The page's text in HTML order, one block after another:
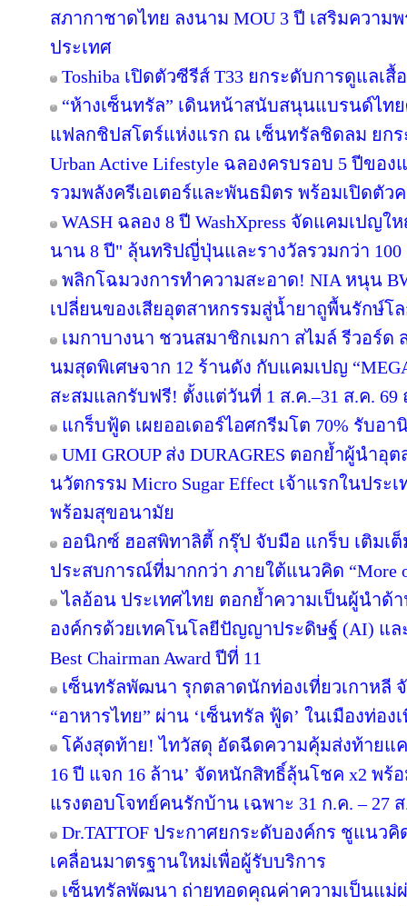
สภากาชาดไทย ลงนาม MOU 3 ปี เสริมความ
ประเทศ
Toshiba เปิดตัวซีรีส์ T33 ยกระดับการดูแลเ
“ห้างเซ็นทรัล” เดินหน้าสนับสนุนแบรนด์ไทย
แฟลกชิปสโตร์แห่งแรก ณ เซ็นทรัลชิดลม ยก
Urban Active Lifestyle ฉลองครบรอบ 5 ปีของ
รวมพลังครีเอเตอร์และพันธมิตร พร้อมเปิดตัว
WASH ฉลอง 8 ปี WashXpress จัดแคมเปญ
นาน 8 ปี" ลุ้นทริปญี่ปุ่นและรางวัลรวมกว่า 100
พลิกโฉมวงการทำความสะอาด! NIA หนุน
เปลี่ยนของเสียอุตสาหกรรมสู่น้ำยาถูพื้นรักษ์โ
เมกาบางนา ชวนสมาชิกเมกา สไมล์ รีวอร์ด
นมสุดพิเศษจาก 12 ร้านดัง กับแคมเปญ
สะสมแลกรับฟรี! ตั้งแต่วันที่ 1 ส.ค.–31 ส.ค.
แกร็บฟู้ด เผยออเดอร์ไอศกรีมโต 70% รับอา
UMI GROUP ส่ง DURAGRES ตอกย้ำผู้นำอุ
นวัตกรรม Micro Sugar Effect เจ้าแรกในปร
พร้อมสุขอนามัย
ออนิกซ์ ฮอสพิทาลิตี้ กรุ๊ป จับมือ แกร็บ เติมเ
ประสบการณ์ที่มากกว่า ภายใต้แนวคิด “More
ไลอ้อน ประเทศไทย ตอกย้ำความเป็นผู้นำด้
องค์กรด้วยเทคโนโลยีปัญญาประดิษฐ์ (AI) และ
Best Chairman Award ปีที่ 11
เซ็นทรัลพัฒนา รุกตลาดนักท่องเที่ยวเกาหลี
“อาหารไทย” ผ่าน ‘เซ็นทรัล ฟู้ด’ ในเมืองท่อง
โค้งสุดท้าย! ไทวัสดุ อัดฉีดความคุ้มส่งท้ายแ
16 ปี แจก 16 ล้าน’ จัดหนักสิทธิ์ลุ้นโชค x2 พ
แรงตอบโจทย์คนรักบ้าน เฉพาะ 31 ก.ค. – 27
Dr.TATTOF ประกาศยกระดับองค์กร ชูแนว
เคลื่อนมาตรฐานใหม่เพื่อผู้รับบริการ
เซ็นทรัลพัฒนา ถ่ายทอดคุณค่าความเป็นแม่ผ่า